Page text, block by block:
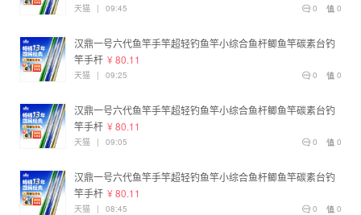
0
0
天猫 | 09:45
汉鼎一号六代鱼竿手竿超轻钓鱼竿小综合鱼杆鲫鱼竿碳素台钓
竿手杆 ¥ 80.11
0
0
天猫 | 09:25
汉鼎一号六代鱼竿手竿超轻钓鱼竿小综合鱼杆鲫鱼竿碳素台钓
竿手杆 ¥ 80.11
0
0
天猫 | 09:05
汉鼎一号六代鱼竿手竿超轻钓鱼竿小综合鱼杆鲫鱼竿碳素台钓
竿手杆 ¥ 80.11
0
0
天猫 | 08:45